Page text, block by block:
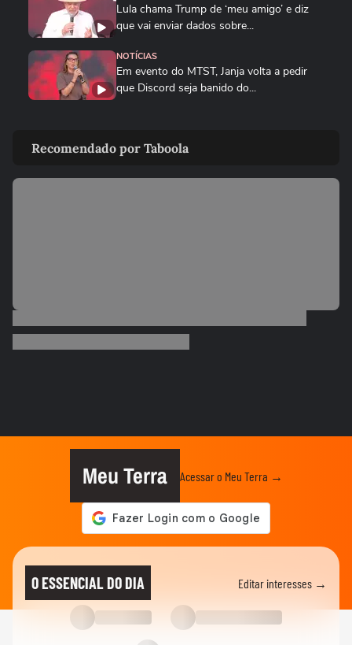
Lula chama Trump de ‘meu amigo’ e diz
que vai enviar dados sobre...
NOTÍCIAS
Em evento do MTST, Janja volta a pedir
que Discord seja banido do...
quatro mortos no Rio de...
CIDADES
ao tentar embarcar em...
Ventos fortes atingem Santos e Defesa
Civil alerta para ressaca e...
Secretária escolar pula janela e salva
estudante engasgado em Teresina
Com ventania, Rio recomenda que
Recomendado por Taboola
Meu Terra Acessar o Meu Terra →
O ESSENCIAL DO DIA Editar interesses →